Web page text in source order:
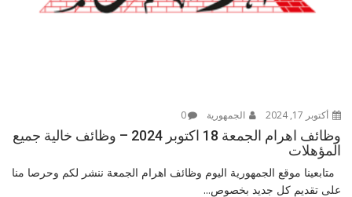
أكتوبر 17, 2024 الجمهورية 0
وظائف اهرام الجمعة 18 اكتوبر 2024 – وظائف خالية جميع
المؤهلات
متابعينا موقع الجمهورية اليوم وظائف اهرام الجمعة ننشر لكم وحرصا منا
على تقديم كل جديد بخصوص...